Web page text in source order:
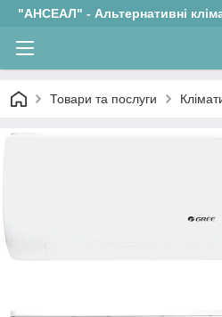
"АНСЕАЛ" - Альтернативні
Товари та послуги